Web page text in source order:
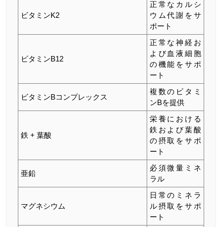
ビタミンK2
正常なカルシ
ウム代謝をサ
ポート
ビタミンB12
正常な神経お
よび血液細胞
の機能をサポ
ート
ビタミンBコンプレックス
複数のビタミ
ンBを提供
鉄 + 葉酸
栄養における
鉄および葉酸
の摂取をサポ
ート
亜鉛
必須微量ミネ
ラル
マグネシウム
日常のミネラ
ル摂取をサポ
ート